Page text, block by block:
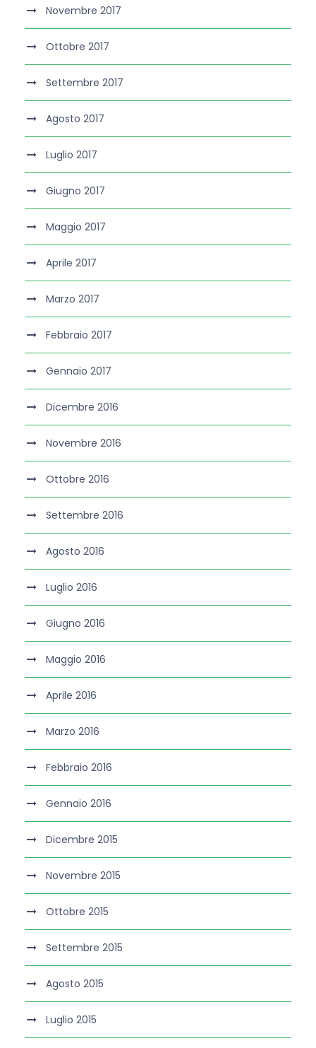
Novembre 2017
Ottobre 2017
Settembre 2017
Agosto 2017
Luglio 2017
Giugno 2017
Maggio 2017
Aprile 2017
Marzo 2017
Febbraio 2017
Gennaio 2017
Dicembre 2016
Novembre 2016
Ottobre 2016
Settembre 2016
Agosto 2016
Luglio 2016
Giugno 2016
Maggio 2016
Aprile 2016
Marzo 2016
Febbraio 2016
Gennaio 2016
Dicembre 2015
Novembre 2015
Ottobre 2015
Settembre 2015
Agosto 2015
Luglio 2015